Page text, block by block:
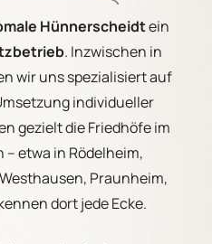
Hünnerscheidtein
. Inzwischen in
wir uns spezialisiert auf
individueller
gezielt die Friedhöfe im
etwa in Rödelheim,
Praunheim,
dort jede Ecke.